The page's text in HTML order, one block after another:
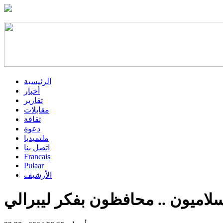
الرئيسية
أخبار
تقارير
مقابلات
ثقافة
دعوة
ملتميديا
اتصل بنا
Francais
Pulaar
الأرشيف
.. محافظون بفكر ليبرالي